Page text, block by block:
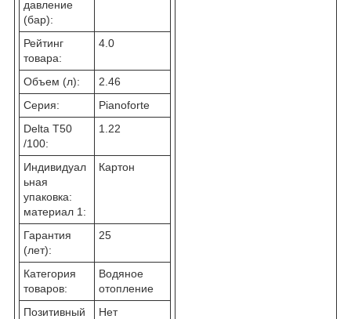
давление
(бар):
Рейтинг
товара:
4.0
Объем (л):
2.46
Серия:
Pianoforte
Delta T50
/100:
1.22
Индивидуал
ьная
упаковка:
материал 1:
Картон
Гарантия
(лет):
25
Категория
товаров:
Водяное
отопление
Позитивный
Нет